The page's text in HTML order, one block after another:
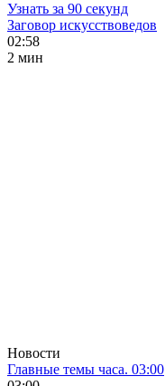
Узнать за 90 секунд
Заговор искусствоведов
02:58
2 мин
Новости
Главные темы часа. 03:00